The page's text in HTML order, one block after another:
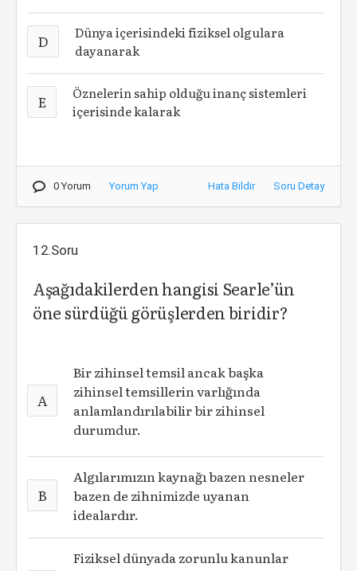
D
Dünya içerisindeki fiziksel olgulara
dayanarak
E
Öznelerin sahip olduğu inanç sistemleri
içerisinde kalarak
0 Yorum Yorum Yap Hata Bildir Soru Detay
12.Soru
Aşağıdakilerden hangisi Searle’ün
öne sürdüğü görüşlerden biridir?
A
Bir zihinsel temsil ancak başka
zihinsel temsillerin varlığında
anlamlandırılabilir bir zihinsel
durumdur.
B
Algılarımızın kaynağı bazen nesneler
bazen de zihnimizde uyanan
idealardır.
Fiziksel dünyada zorunlu kanunlar